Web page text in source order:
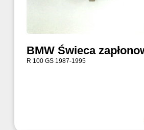
BMW Świeca
R 100 GS 1987-1995